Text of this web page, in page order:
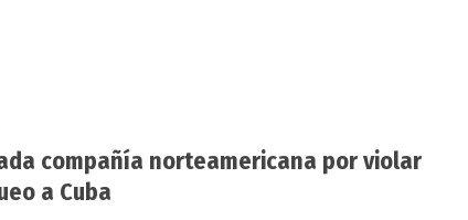
compañía norteamericana por violar
a Cuba